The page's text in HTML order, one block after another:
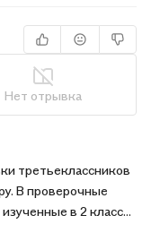
Нет отрывка
третьеклассников
В проверочные
в 2 классе.